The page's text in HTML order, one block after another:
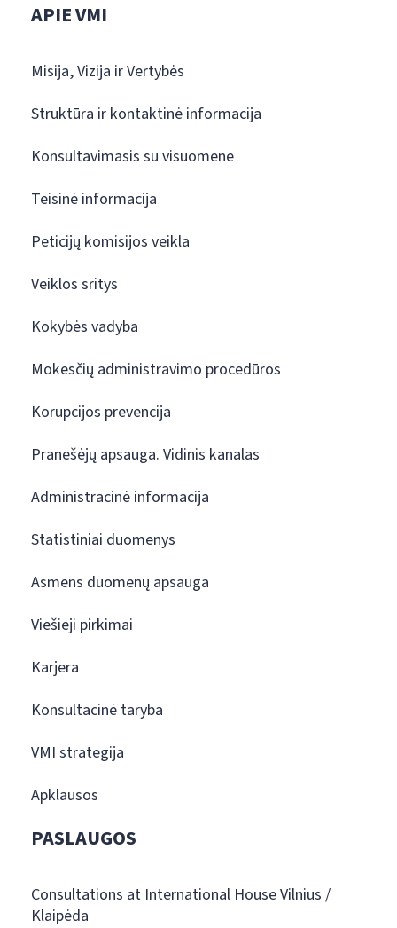
APIE VMI
Misija, Vizija ir Vertybės
Struktūra ir kontaktinė informacija
Konsultavimasis su visuomene
Teisinė informacija
Peticijų komisijos veikla
Veiklos sritys
Kokybės vadyba
Mokesčių administravimo procedūros
Korupcijos prevencija
Pranešėjų apsauga. Vidinis kanalas
Administracinė informacija
Statistiniai duomenys
Asmens duomenų apsauga
Viešieji pirkimai
Karjera
Konsultacinė taryba
VMI strategija
Apklausos
PASLAUGOS
Consultations at International House Vilnius /
Klaipėda